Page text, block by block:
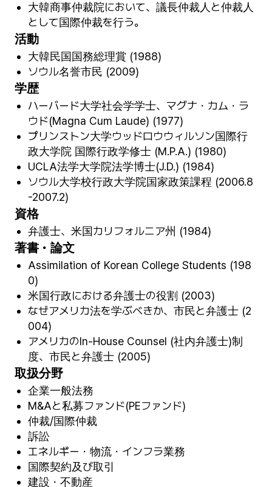
大韓商事仲裁院において、議長仲裁人と仲裁人
として国際仲裁を行う。
活動
大韓民国国務総理賞 (1988)
ソウル名誉市民 (2009)
学歴
ハーバード大学社会学学士、マグナ・カム・ラ
ウド(Magna Cum Laude) (1977)
プリンストン大学ウッドロウウィルソン国際行
政大学院 国際行政学修士 (M.P.A.) (1980)
UCLA法学大学院法学博士(J.D.) (1984)
ソウル大学校行政大学院国家政策課程 (2006.8
-2007.2)
資格
弁護士、米国カリフォルニア州 (1984)
著書・論文
Assimilation of Korean College Students (198
0)
米国行政における弁護士の役割 (2003)
なぜアメリカ法を学ぶべきか、市民と弁護士 (2
004)
アメリカのIn-House Counsel (社内弁護士)制
度、市民と弁護士 (2005)
取扱分野
企業一般法務
M&Aと私募ファンド(PEファンド)
仲裁/国際仲裁
訴訟
エネルギー・物流・インフラ業務
国際契約及び取引
建設・不動産